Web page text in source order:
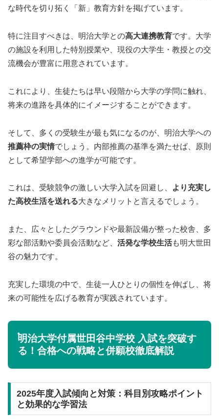
な時代を切り拓く「新」教育方針を掲げています。
特に注目すべきは、明治大学との高大連携教育です。大学
の施設を利用した特別授業や、現役の大学生・教授との交
流機会が豊富に用意されています。
これにより、生徒たちは早い段階から大学の学問に触れ、
将来の進路を具体的にイメージすることができます。
そして、多くの受験生が最も気になるのが、明治大学への
推薦枠の実情でしょう。内部推薦の基準を満たせば、原則
として希望学部への進学が可能です。
これは、受験競争の激しい大学入試を回避し、
より充実し
た高校生活を送れる大きなメリットと言えるでしょう。
また、広々としたグラウンドや最新設備が整った校舎、多
彩な部活動や委員会活動など、 活発な学校生活も明大世田
谷の魅力です。
充実した環境の中で、生徒一人ひとりの個性を伸ばし、将
来の可能性を広げる教育が実践されています。
明治大学付属世田谷中学校 入試を突破す
る！合格への戦略と併願校徹底解説
2025年度入試傾向と対策：科目別攻略ポイント
と効果的な学習法